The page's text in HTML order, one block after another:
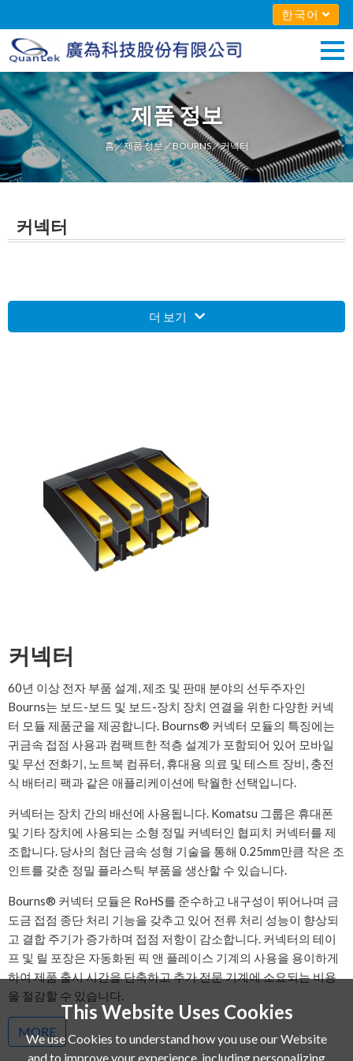
한국어
제품 정보
홈／제품 정보／BOURNS／커넥터
커넥터
더 보기
커넥터
60년 이상 전자 부품 설계, 제조 및 판매 분야의 선두주자인
Bourns는 보드-보드 및 보드-장치 장치 연결을 위한 다양한 커넥
터 모듈 제품군을 제공합니다. Bourns® 커넥터 모듈의 특징에는
귀금속 접점 사용과 컴팩트한 적층 설계가 포함되어 있어 모바일
및 무선 전화기, 노트북 컴퓨터, 휴대용 의료 및 테스트 장비, 충전
식 배터리 팩과 같은 애플리케이션에 탁월한 선택입니다.
커넥터는 장치 간의 배선에 사용됩니다. Komatsu 그룹은 휴대폰
및 기타 장치에 사용되는 소형 정밀 커넥터인 협피치 커넥터를 제
조합니다. 당사의 첨단 금속 성형 기술을 통해 0.25mm만큼 작은 조
인트를 갖춘 정밀 플라스틱 부품을 생산할 수 있습니다.
Bourns® 커넥터 모듈은 RoHS를 준수하고 내구성이 뛰어나며 금
도금 접점 종단 처리 기능을 갖추고 있어 전류 처리 성능이 향상되
고 결합 주기가 증가하며 접점 저항이 감소합니다. 커넥터의 테이
프 및 릴 포장은 자동화된 픽 앤 플레이스 기계의 사용을 용이하게
하여 제품 출시 시간을 단축하고 추가 전문 기계에 소요되는 비용
을 절감할 수 있습니다.
MORE
This Website Uses Cookies
We use Cookies to understand how you use our Website
and to improve your experience, including personalizing